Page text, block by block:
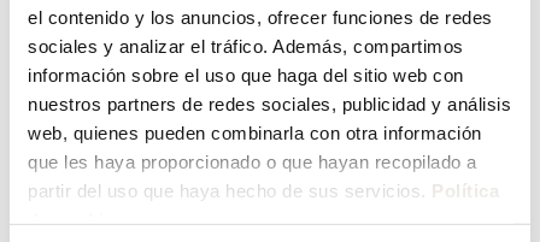
el contenido y los anuncios, ofrecer funciones de redes
sociales y analizar el tráfico. Además, compartimos
información sobre el uso que haga del sitio web con
nuestros partners de redes sociales, publicidad y análisis
web, quienes pueden combinarla con otra información
que les haya proporcionado o que hayan recopilado a
partir del uso que haya hecho de sus servicios. Política
¿Has olvidado tu contraseña?